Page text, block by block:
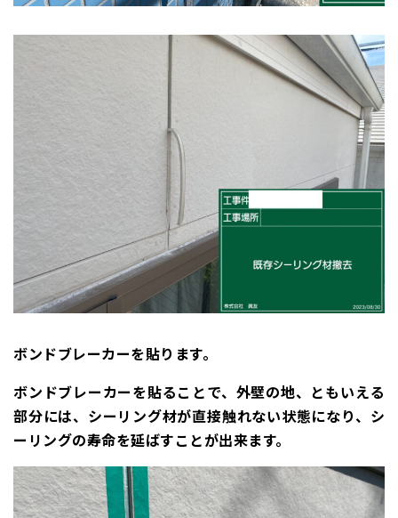
ボンドブレーカーを貼ります。
ボンドブレーカーを貼ることで、外壁の地、ともいえる
部分には、シーリング材が直接触れない状態になり、シ
ーリングの寿命を延ばすことが出来ます。